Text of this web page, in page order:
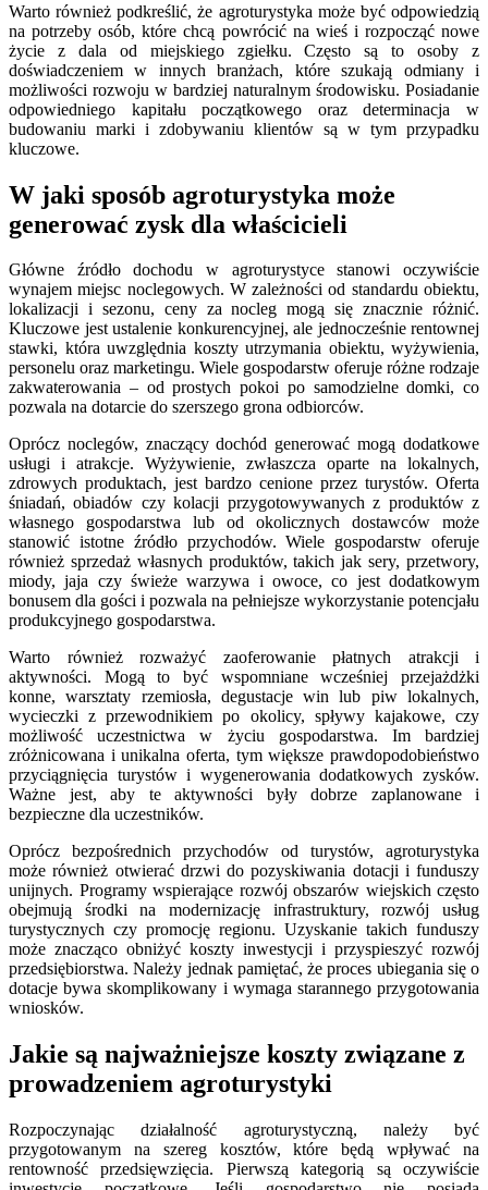
Warto również podkreślić, że agroturystyka może być odpowiedzią
na potrzeby osób, które chcą powrócić na wieś i rozpocząć nowe
życie z dala od miejskiego zgiełku. Często są to osoby z
doświadczeniem w innych branżach, które szukają odmiany i
możliwości rozwoju w bardziej naturalnym środowisku. Posiadanie
odpowiedniego kapitału początkowego oraz determinacja w
budowaniu marki i zdobywaniu klientów są w tym przypadku
kluczowe.
W jaki sposób agroturystyka może
generować zysk dla właścicieli
Główne źródło dochodu w agroturystyce stanowi oczywiście
wynajem miejsc noclegowych. W zależności od standardu obiektu,
lokalizacji i sezonu, ceny za nocleg mogą się znacznie różnić.
Kluczowe jest ustalenie konkurencyjnej, ale jednocześnie rentownej
stawki, która uwzględnia koszty utrzymania obiektu, wyżywienia,
personelu oraz marketingu. Wiele gospodarstw oferuje różne rodzaje
zakwaterowania – od prostych pokoi po samodzielne domki, co
pozwala na dotarcie do szerszego grona odbiorców.
Oprócz noclegów, znaczący dochód generować mogą dodatkowe
usługi i atrakcje. Wyżywienie, zwłaszcza oparte na lokalnych,
zdrowych produktach, jest bardzo cenione przez turystów. Oferta
śniadań, obiadów czy kolacji przygotowywanych z produktów z
własnego gospodarstwa lub od okolicznych dostawców może
stanowić istotne źródło przychodów. Wiele gospodarstw oferuje
również sprzedaż własnych produktów, takich jak sery, przetwory,
miody, jaja czy świeże warzywa i owoce, co jest dodatkowym
bonusem dla gości i pozwala na pełniejsze wykorzystanie potencjału
produkcyjnego gospodarstwa.
Warto również rozważyć zaoferowanie płatnych atrakcji i
aktywności. Mogą to być wspomniane wcześniej przejażdżki
konne, warsztaty rzemiosła, degustacje win lub piw lokalnych,
wycieczki z przewodnikiem po okolicy, spływy kajakowe, czy
możliwość uczestnictwa w życiu gospodarstwa. Im bardziej
zróżnicowana i unikalna oferta, tym większe prawdopodobieństwo
przyciągnięcia turystów i wygenerowania dodatkowych zysków.
Ważne jest, aby te aktywności były dobrze zaplanowane i
bezpieczne dla uczestników.
Oprócz bezpośrednich przychodów od turystów, agroturystyka
może również otwierać drzwi do pozyskiwania dotacji i funduszy
unijnych. Programy wspierające rozwój obszarów wiejskich często
obejmują środki na modernizację infrastruktury, rozwój usług
turystycznych czy promocję regionu. Uzyskanie takich funduszy
może znacząco obniżyć koszty inwestycji i przyspieszyć rozwój
przedsiębiorstwa. Należy jednak pamiętać, że proces ubiegania się o
dotacje bywa skomplikowany i wymaga starannego przygotowania
wniosków.
Jakie są najważniejsze koszty związane z
prowadzeniem agroturystyki
Rozpoczynając działalność agroturystyczną, należy być
przygotowanym na szereg kosztów, które będą wpływać na
rentowność przedsięwzięcia. Pierwszą kategorią są oczywiście